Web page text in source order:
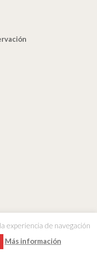
|Normativa de cookies
experiencia de navegación
Más información